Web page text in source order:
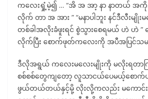
ကလေးရှုံ့မဲ့၍ … “အိ အ အာ့ နာ နာတယ် အ
လိုက် တာ အ အား ” “မနာပါဘူး နင်ဒီလီးမျိုး
တစ်ခါအလိုးခံဖူးရင် စွဲသွားစေရမယ် ဟဲ ဟဲ ” က
လိုက်ပြီး စောက်ဖုတ်ကလေးကို အပီအပြင်
ဒီလိုအရွယ် ကလေးမလေးမျိုးကို မလိုးရတာကြာ
စစ်စစ်တွေကျတော့ လူသာငယ်ပေမယ့်စောက်ပ
ဖွယ်တယ်တယ်နှင့်မို့ လိုးလို့ကလည်း မကောင်းတ